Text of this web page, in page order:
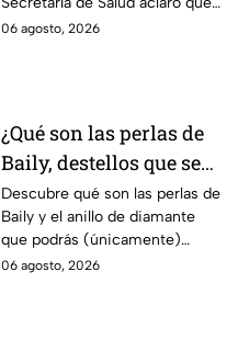
detectados
ocurre tras la detección de 33
06 agosto, 2026
¿Qué son las perlas de
Baily, destellos que se
podrán ver
ÚNICAMENTE durante
el eclipse solar 2026 del
12 de agosto?
Descubre qué son las perlas de
Baily y el anillo de diamante
que podrás (únicamente)
observar durante el eclipse
06 agosto, 2026